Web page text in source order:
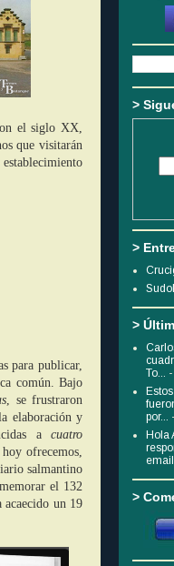
el siglo XX,
que visitarán
para publicar,
común. Bajo
, se frustraron
elaboración y
a cuatro
ofrecemos,
salmantino
el 132
acaecido un 19
>
>
>
To...
por...
Hola
>